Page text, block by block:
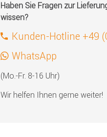
Haben Sie Fragen zur
wissen?
Kunden-Hotline +49
WhatsApp
(Mo.-Fr. 8-16 Uhr)
Wir helfen Ihnen gerne weiter!